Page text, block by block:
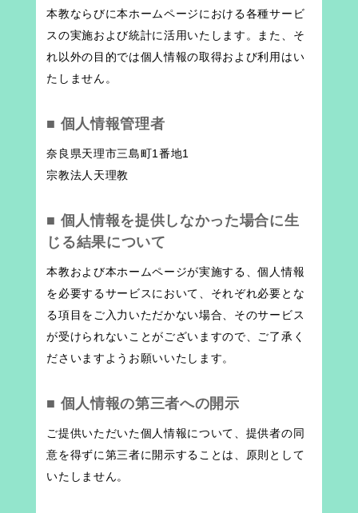
本教ならびに本ホームページにおける各種サービ
スの実施および統計に活用いたします。また、そ
れ以外の目的では個人情報の取得および利用はい
たしません。
■ 個人情報管理者
奈良県天理市三島町1番地1
宗教法人天理教
■ 個人情報を提供しなかった場合に生
じる結果について
本教および本ホームページが実施する、個人情報
を必要するサービスにおいて、それぞれ必要とな
る項目をご入力いただかない場合、そのサービス
が受けられないことがございますので、ご了承く
ださいますようお願いいたします。
■ 個人情報の第三者への開示
ご提供いただいた個人情報について、提供者の同
意を得ずに第三者に開示することは、原則として
いたしません。